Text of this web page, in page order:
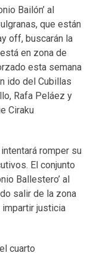
Bailón’ al
que están
off, buscarán la
en zona de
esta semana
ido del Cubillas
Rafa Peláez y
Ciraku
romper su
El conjunto
Ballestero’ al
salir de la zona
justicia
cuarto